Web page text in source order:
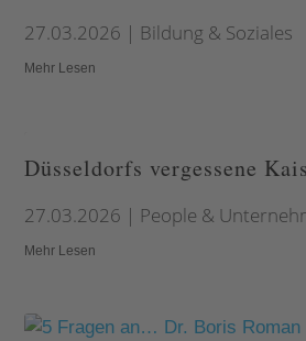
27.03.2026 | Bildung & Soziales
Mehr Lesen
Düsseldorfs vergessene
27.03.2026 | People &
Mehr Lesen